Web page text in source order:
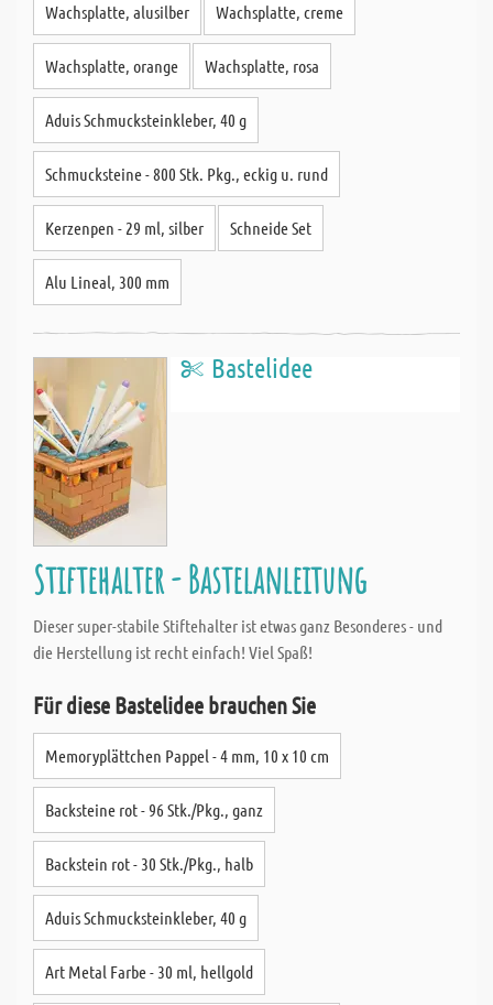
Wachsplatte, alusilber Wachsplatte, creme
Wachsplatte, orange Wachsplatte, rosa
Aduis Schmucksteinkleber, 40 g
Schmucksteine - 800 Stk. Pkg., eckig u. rund
Kerzenpen - 29 ml, silber Schneide Set
Alu Lineal, 300 mm
Bastelidee
Stiftehalter - Bastelanleitung
Dieser super-stabile Stiftehalter ist etwas ganz Besonderes - und
die Herstellung ist recht einfach! Viel Spaß!
Für diese Bastelidee brauchen Sie
Memoryplättchen Pappel - 4 mm, 10 x 10 cm
Backsteine rot - 96 Stk./Pkg., ganz
Backstein rot - 30 Stk./Pkg., halb
Aduis Schmucksteinkleber, 40 g
Art Metal Farbe - 30 ml, hellgold